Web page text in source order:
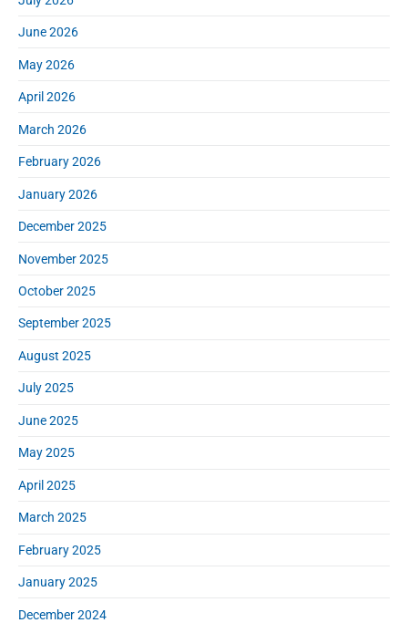
y
S
d
b
a
o
:
June 2026
May 2026
April 2026
March 2026
February 2026
January 2026
December 2025
November 2025
October 2025
September 2025
August 2025
July 2025
June 2025
May 2025
April 2025
March 2025
February 2025
January 2025
December 2024